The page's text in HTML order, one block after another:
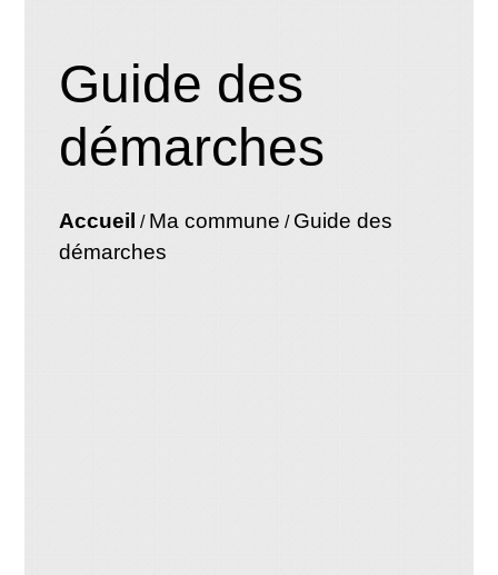
Guide des
démarches
Accueil / Ma commune / Guide des
démarches